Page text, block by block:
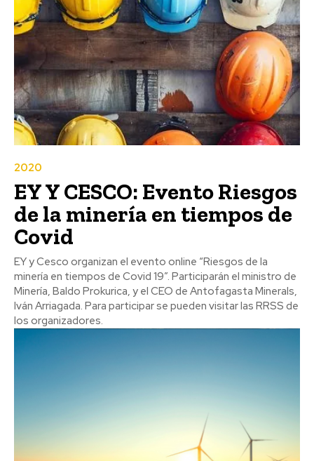
2020
EY Y CESCO: Evento Riesgos
de la minería en tiempos de
Covid
EY y Cesco organizan el evento online “Riesgos de la
minería en tiempos de Covid 19”. Participarán el ministro de
Minería, Baldo Prokurica, y el CEO de Antofagasta Minerals,
Iván Arriagada. Para participar se pueden visitar las RRSS de
los organizadores.